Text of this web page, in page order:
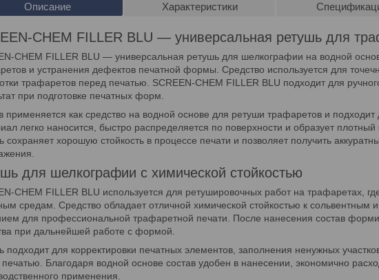
Описание Характеристики
CHEM FILLER BLU — универсальная ретушь для
CHEM FILLER BLU — универсальная ретушь для шелкографии на водной
и устранения дефектов печатной формы. Средство используется для
трафаретов перед печатью. SCREEN-CHEM FILLER BLU подходит для
при подготовке печатных форм.
применяется как средство на водной основе для ретуши трафаретов и
легко наносится, быстро распределяется по поверхности и образует
сохраняет хорошую стойкость в процессе печати и позволяет получить
для шелкографии с химической стойкостью
CHEM FILLER BLU используется для ретушировочных работ на трафаретах,
средам. Средство обладает отличной химической стойкостью к сольвентным
для профессиональной трафаретной печати. После нанесения состав
при дальнейшей работе с формой.
подходит для корректировки печатных элементов, заполнения ненужных
Благодаря водной основе состав удобен в нанесении, экономично
применения.